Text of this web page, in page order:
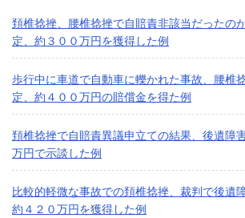
頚椎捻挫、腰椎捻挫で自賠責非該当だったの
定、約３００万円を獲得した例
歩行中に車道で自動車に轢かれた事故、腰椎
定、約４００万円の賠償金を得た例
頚椎捻挫で自賠責異議申立ての結果、後遺障
万円で示談した例
比較的軽微な事故での頚椎捻挫、裁判で後遺
約４２０万円を獲得した例